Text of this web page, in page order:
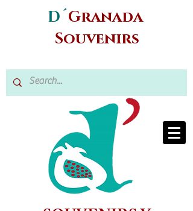
D´Granada
Souvenirs